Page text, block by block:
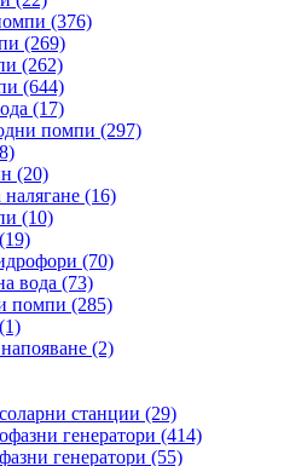
(376)
(269)
(262)
(644)
(17)
помпи (297)
(20)
(16)
(10)
(19)
(70)
вода (73)
помпи (285)
(1)
(2)
станции (29)
генератори (414)
генератори (55)